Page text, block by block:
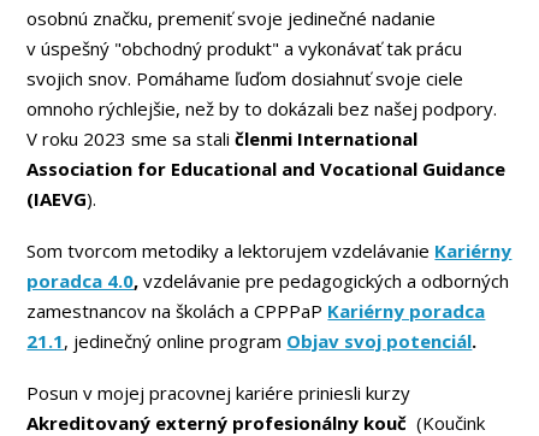
osobnú značku, premeniť svoje jedinečné nadanie
v úspešný "obchodný produkt" a vykonávať tak prácu
svojich snov. Pomáhame ľuďom dosiahnuť svoje ciele
omnoho rýchlejšie, než by to dokázali bez našej podpory.
V roku 2023 sme sa staličlenmi International
Association for Educational and Vocational Guidance
(IAEVG).
Som tvorcom metodiky a lektorujem vzdelávanie Kariérny
poradca 4.0, vzdelávanie pre pedagogických a odborných
zamestnancov na školách a CPPPaP Kariérny poradca
21.1, jedinečný online program Objav svoj potenciál.
Posun v mojej pracovnej kariére priniesli kurzy
Akreditovaný externý profesionálny kouč (Koučink